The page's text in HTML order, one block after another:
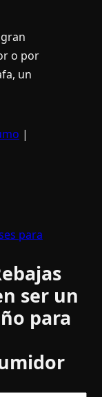
o por
un
|
para
ser un
para